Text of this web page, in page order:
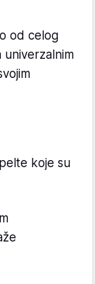
od celog
univerzalnim
koje su